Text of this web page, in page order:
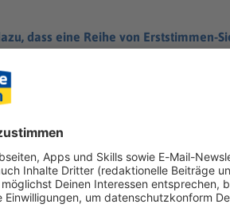
dass eine Reihe von Erststimmen-
und SPD.